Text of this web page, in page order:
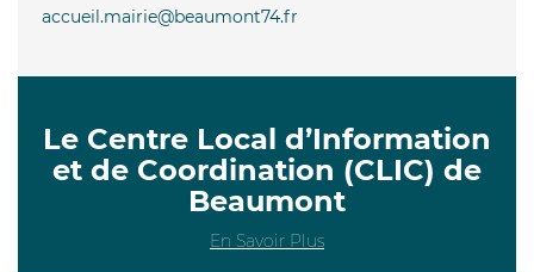
accueil.mairie@beaumont74.fr
Le Centre Local d’Information
et de Coordination (CLIC) de
Beaumont
En Savoir Plus